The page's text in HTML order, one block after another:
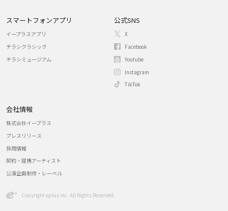
スマートフォンアプリ
イープラスアプリ
チラシクラシック
チラシミュージアム
公式SNS
X
Facebook
Youtube
Instagram
TikTok
会社情報
株式会社イープラス
プレスリリース
採用情報
契約・提携アーティスト
公演企画制作・レーベル
Copyright eplus inc. All Rights Reserved.